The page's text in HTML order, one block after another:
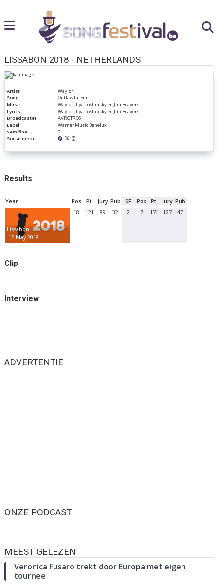
LISSABON 2018 - NETHERLANDS
Artist
Waylon
Song
Outlaw In 'Em
Music
Waylon, Ilya Toshinsky en Jim Beavers
Lyrics
Waylon, Ilya Toshinsky en Jim Beavers
Broadcaster
AVROTROS
Label
Warner Music Benelux
Semifinal
2
Social media
Results
Year Pos Pt. Jury Pub SF Pos Pt. Jury Pub
Lissabon
12 May 2018
18 121 89 32 2 7 174 127 47
Clip
Interview
ADVERTENTIE
ONZE PODCAST
MEEST GELEZEN
Veronica Fusaro trekt door Europa met eigen
tournee